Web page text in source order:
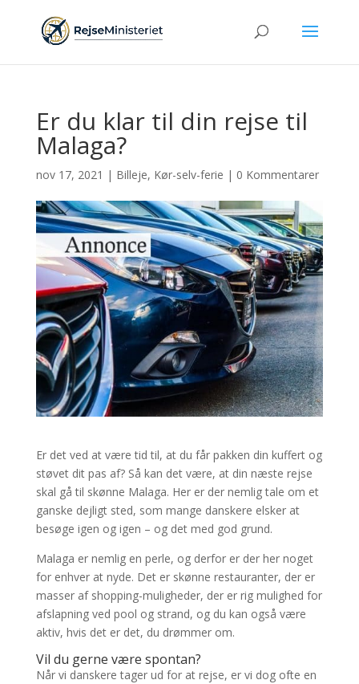
Er du klar til din rejse til
Malaga?
nov 17, 2021 | Billeje, Kør-selv-ferie | 0 Kommentarer
Er det ved at være tid til, at du får pakken din kuffert og
støvet dit pas af? Så kan det være, at din næste rejse
skal gå til skønne Malaga. Her er der nemlig tale om et
ganske dejligt sted, som mange danskere elsker at
besøge igen og igen – og det med god grund.
Malaga er nemlig en perle, og derfor er der her noget
for enhver at nyde. Det er skønne restauranter, der er
masser af shopping-muligheder, der er rig mulighed for
afslapning ved pool og strand, og du kan også være
aktiv, hvis det er det, du drømmer om.
Vil du gerne være spontan?
Når vi danskere tager ud for at rejse, er vi dog ofte en